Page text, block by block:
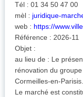
Tél : 01 34 50 47 00
mèl : juridique-
web : https://
Référence : 2026-11
Objet :
au lieu de : Le
rénovation du
Cormeilles-en-Parisis.
Le marché est